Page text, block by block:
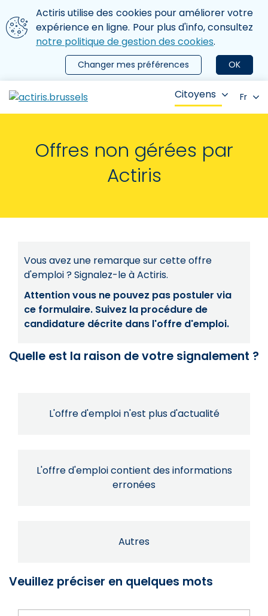
Aller au contenu principal
Nous utilisons des cookies
Actiris utilise des cookies pour améliorer votre
expérience en ligne. Pour plus d'info, consultez
notre politique de gestion des cookies.
OK
Changer mes préférences
le menu
Citoyens Fr
Offres non gérées par
Actiris
Vous avez une remarque sur cette offre
d'emploi ? Signalez-le à Actiris.
Attention vous ne pouvez pas postuler via
ce formulaire. Suivez la procédure de
candidature décrite dans l'offre d'emploi.
Quelle est la raison de votre signalement ?
L'offre d'emploi n'est plus d'actualité
L'offre d'emploi contient des informations
erronées
Autres
Veuillez préciser en quelques mots